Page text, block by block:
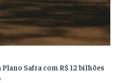
Safra com R$ 12 bilhões